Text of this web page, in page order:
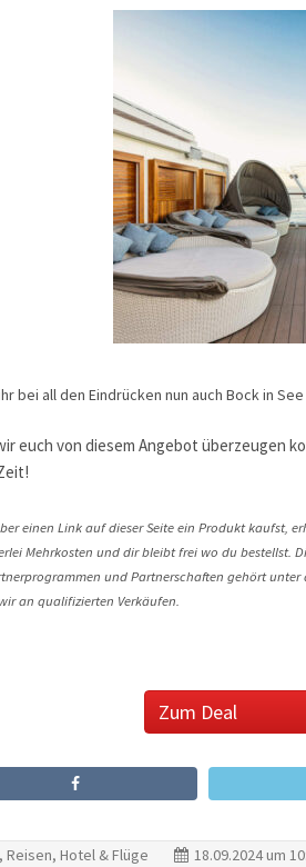
bei all den Eindrücken nun auch Bock in
euch von diesem Angebot überzeugen
einen Link auf dieser Seite ein Produkt kaufst,
Mehrkosten und dir bleibt frei wo du bestellst.
und Partnerschaften gehört
an qualifizierten Verkäufen.
Zum Deal
Reisen, Hotel & Flüge 18.09.2024 um